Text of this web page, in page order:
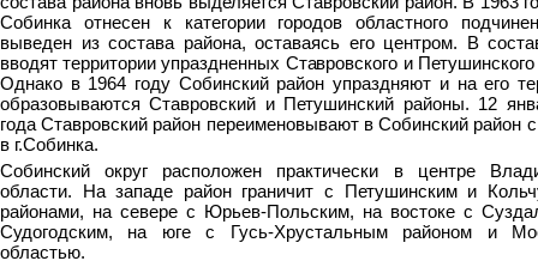
Собинка отнесен к категории городов областного
выведен из состава района, оставаясь его центром. В
вводят территории упраздненных Ставровского и
Однако в 1964 году Собинский район упраздняют и на его
образовываются Ставровский и Петушинский районы. 12
года Ставровский район переименовывают в Собинский район
в г.Собинка.
Собинский округ расположен практически в центре
области. На западе район граничит с Петушинским и
районами, на севере с Юрьев-Польским, на востоке с
Судогодским, на юге с Гусь-Хрустальным районом и
областью.